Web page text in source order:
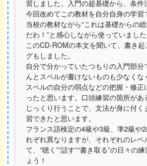
習しました。入門の超基礎から、条件
今回改めてこの教材を自分自身の学習
当校の教材ながら“これは基礎からの
だわ！”と感心しながら使っていました
このCD-ROMの本文を聞いて、書き
グもしました。
自分で分かっていたつもりの入門部分
んとスペルが書けないものも少なくな
スペルの自分の弱点などの把握・修正
ったと思います。口頭練習の箇所があ
じっくり行うことで、文法が身に付
習できたと思います。
フランス語検定の4級や3級、準2級や
れぞれ異なりますが、それぞれのレベ
て、“聴く”“話す”“書き取る”の日々の
ょう！